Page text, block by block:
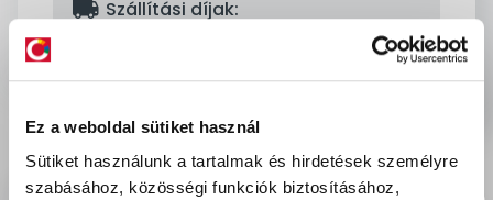
Ez a weboldal sütiket használ
Sütiket használunk a tartalmak és hirdetések személyre
szabásához, közösségi funkciók biztosításához,
delivery Szállítási díjak:
ingyenes
5 990 Ft
Leírás & Adatok